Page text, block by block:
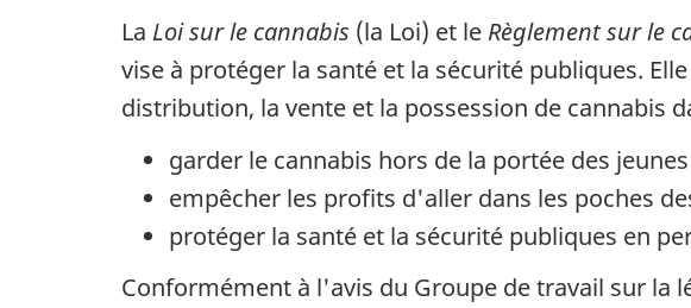
La Loi sur le cannabis (la Loi) et le Règlement sur le
vise à protéger la santé et la sécurité publiques.
distribution, la vente et la possession de cannabis
garder le cannabis hors de la portée des jeunes
empêcher les profits d'aller dans les poches
protéger la santé et la sécurité publiques en
Conformément à l'avis du Groupe de travail sur la